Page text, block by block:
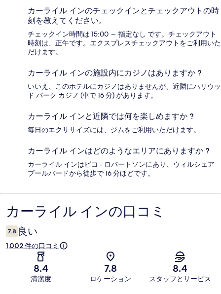
カーライル インのチェックインとチェックアウトの時
刻を教えてください。
チェックイン時間は 15:00 ～ 指定なし です。チェックアウト
時刻は、正午です。エクスプレスチェックアウトをご利用いた
だけます。
カーライル インの施設内にカジノはありますか ?
いいえ、このホテルにカジノはありませんが、近隣にハリウッ
ド パーク カジノ (車で 16 分) があります。
カーライル インと近隣では何を楽しめますか ?
毎日のエクササイズには、ジムをご利用いただけます。
カーライル インはどのようなエリアにありますか ?
カーライル インはピコ - ロバートソンにあり、ウィルシェア
ブールバードから徒歩で 16 分ほどです。
口
コ
ミ
カーライル インの口コミ
7.8 良い
1,002 件の口コミ
8.4
清潔度
7.8
ロケーション
8.4
スタッフとサービス